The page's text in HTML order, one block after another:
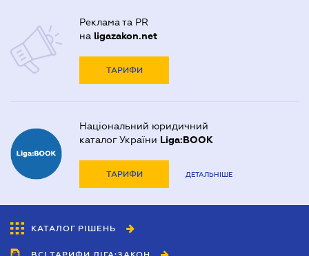
Реклама та PR
на ligazakon.net
ТАРИФИ
Національний юридичний
каталог України Liga:BOOK
ТАРИФИ ДЕТАЛЬНІШЕ
КАТАЛОГ РІШЕНЬ